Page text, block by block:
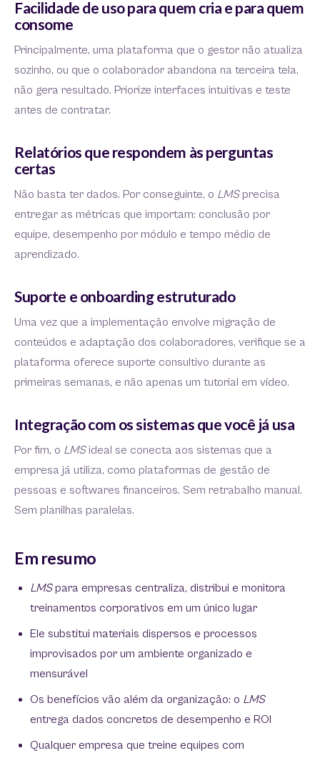
Facilidade de uso para quem cria e para quem
consome
Principalmente, uma plataforma que o gestor não atualiza
sozinho, ou que o colaborador abandona na terceira tela,
não gera resultado. Priorize interfaces intuitivas e teste
antes de contratar.
Relatórios que respondem às perguntas
certas
Não basta ter dados. Por conseguinte, o LMSprecisa
entregar as métricas que importam: conclusão por
equipe, desempenho por módulo e tempo médio de
aprendizado.
Suporte e onboarding estruturado
Uma vez que a implementação envolve migração de
conteúdos e adaptação dos colaboradores, verifique se a
plataforma oferece suporte consultivo durante as
primeiras semanas, e não apenas um tutorial em vídeo.
Integração com os sistemas que você já usa
Por fim, o LMSideal se conecta aos sistemas que a
empresa já utiliza, como plataformas de gestão de
pessoas e softwares financeiros. Sem retrabalho manual.
Sem planilhas paralelas.
Em resumo
LMSpara empresas centraliza, distribui e monitora
treinamentos corporativos em um único lugar
Ele substitui materiais dispersos e processos
improvisados por um ambiente organizado e
mensurável
Os benefícios vão além da organização: o LMS
entrega dados concretos de desempenho e ROI
Qualquer empresa que treine equipes com